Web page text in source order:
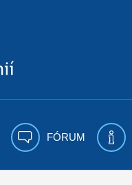
FÓRUM